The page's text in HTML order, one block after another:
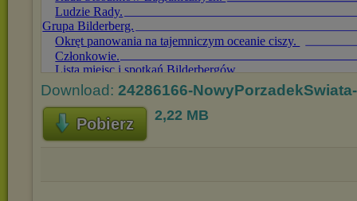
Download: 24286166-
Pobierz 2,22 MB